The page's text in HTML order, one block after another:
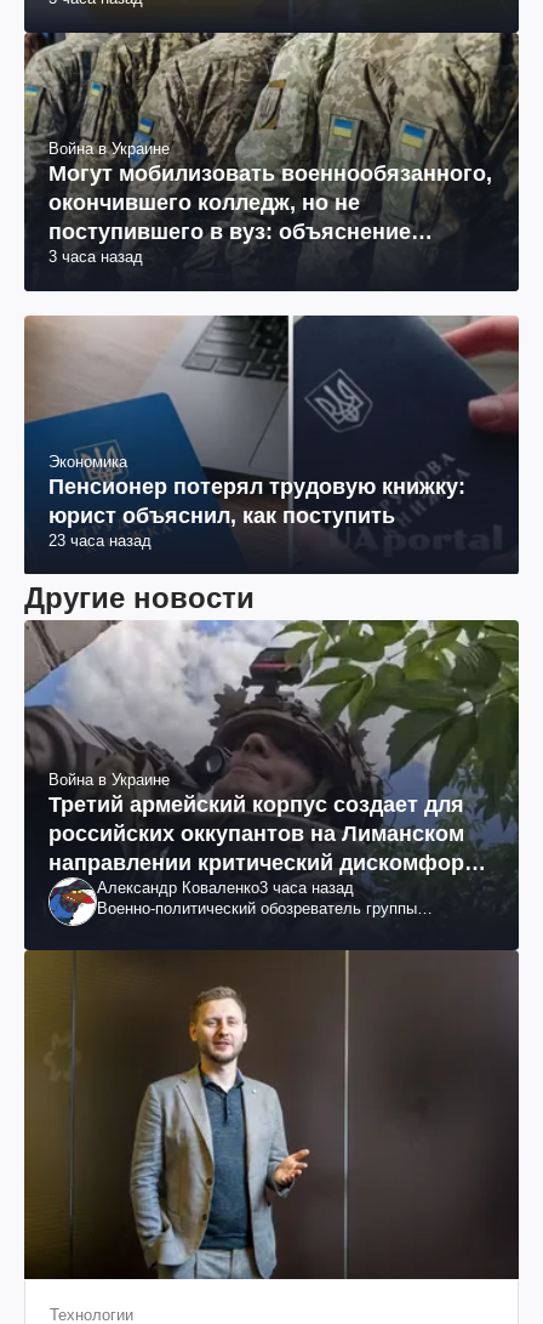
Война в Украине
Могут мобилизовать военнообязанного,
окончившего колледж, но не
поступившего в вуз: объяснение
юриста
3 часа назад
Экономика
Пенсионер потерял трудовую книжку:
юрист объяснил, как поступить
23 часа назад
Другие новости
Война в Украине
Третий армейский корпус создает для
российских оккупантов на Лиманском
направлении критический дискомфорт:
как это удалось
Александр Коваленко3 часа назад
Военно-политический обозреватель группы
Технологии